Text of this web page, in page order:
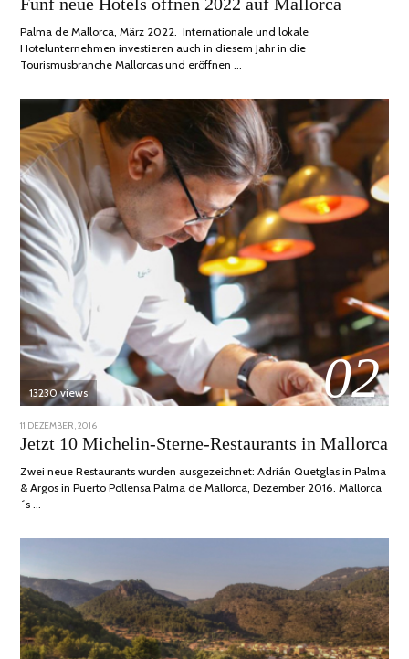
2022
Fünf neue Hotels öffnen 2022 auf Mallorca
Palma de Mallorca, März 2022. Internationale und lokale
Hotelunternehmen investieren auch in diesem Jahr in die
Tourismusbranche Mallorcas und eröffnen …
02
13230 views
POSTED
ON
11 DEZEMBER, 2016
JUNI,
2020
Jetzt 10 Michelin-Sterne-Restaurants in Mallorca
Zwei neue Restaurants wurden ausgezeichnet: Adrián Quetglas in Palma
& Argos in Puerto Pollensa Palma de Mallorca, Dezember 2016. Mallorca
´s …